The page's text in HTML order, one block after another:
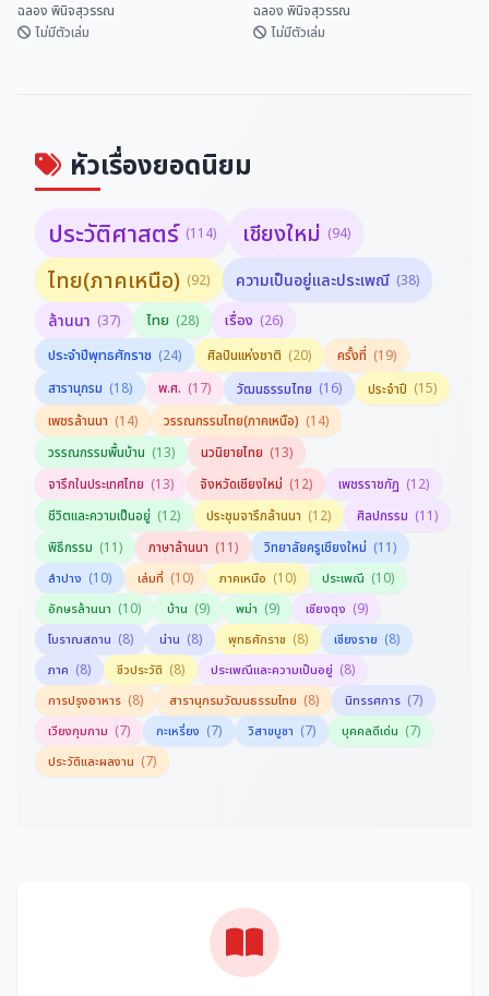
ฉลอง พินิจสุวรรณ
ฉลอง พินิจสุวรรณ
ไม่มีตัวเล่ม
ฉลอง พินิจสุวรรณ
ไม่มีตัวเล่ม
หัวเรื่องยอดนิยม
ประวัติศาสตร์ (114) เชียงใหม่ (94)
ไทย(ภาคเหนือ) (92) ความเป็นอยู่และประเพณี (38)
ล้านนา (37) ไทย (28) เรื่อง (26)
ประจำปีพุทธศักราช (24) ศิลปินแห่งชาติ (20) ครั้งที่ (19)
สารานุกรม (18) พ.ศ. (17) วัฒนธรรมไทย (16) ประจำปี (15)
เพชรล้านนา (14) วรรณกรรมไทย(ภาคเหนือ) (14)
วรรณกรรมพื้นบ้าน (13) นวนิยายไทย (13)
จารึกในประเทศไทย (13) จังหวัดเชียงใหม่ (12) เพชรราชภัฏ (12)
ชีวิตและความเป็นอยู่ (12) ประชุมจารึกล้านนา (12) ศิลปกรรม (11)
พิธีกรรม (11) ภาษาล้านนา (11) วิทยาลัยครูเชียงใหม่ (11)
ลำปาง (10) เล่มที่ (10) ภาคเหนือ (10) ประเพณี (10)
อักษรล้านนา (10) บ้าน (9) พม่า (9) เชียงตุง (9)
โบราณสถาน (8) น่าน (8) พุทธศักราช (8) เชียงราย (8)
ภาค (8) ชีวประวัติ (8) ประเพณีและความเป็นอยู่ (8)
การปรุงอาหาร (8) สารานุกรมวัฒนธรรมไทย (8) นิทรรศการ (7)
เวียงกุมกาม (7) กะเหรี่ยง (7) วิสาขบูชา (7) บุคคลดีเด่น (7)
ประวัติและผลงาน (7)